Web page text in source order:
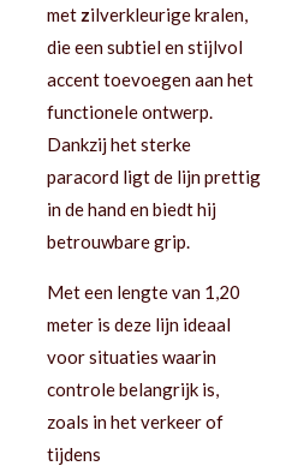
met zilverkleurige kralen,
die een subtiel en stijlvol
accent toevoegen aan het
functionele ontwerp.
Dankzij het sterke
paracord ligt de lijn prettig
in de hand en biedt hij
betrouwbare grip.
Met een lengte van 1,20
meter is deze lijn ideaal
voor situaties waarin
controle belangrijk is,
zoals in het verkeer of
tijdens